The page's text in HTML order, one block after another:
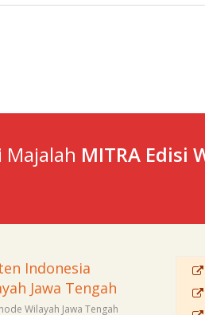
Majalah MITRA Edisi
Indonesia
Jawa Tengah
Wilayah Jawa Tengah